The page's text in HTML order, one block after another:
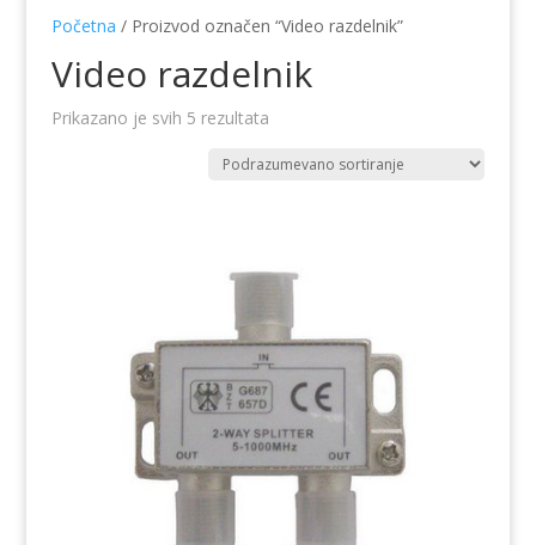
Početna / Proizvod označen “Video razdelnik”
Video razdelnik
Prikazano je svih 5 rezultata